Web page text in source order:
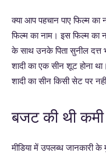
क्या आप पहचान पाए फिल्म
फिल्म का नाम। इस फिल्म का
के साथ उनके पिता सुनील
शादी का एक सीन शूट होना
शादी का सीन किसी सेट पर
बजट की थी कमी
मीडिया में उपलब्ध जानकारी के